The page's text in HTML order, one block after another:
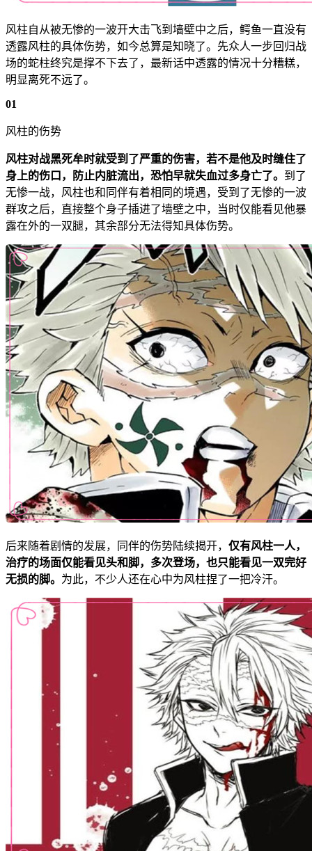
风柱自从被无惨的一波开大击飞到墙壁中之后，鳄鱼一直没有
透露风柱的具体伤势，如今总算是知晓了。先众人一步回归战
场的蛇柱终究是撑不下去了，最新话中透露的情况十分糟糕，
明显离死不远了。
01
风柱的伤势
风柱对战黑死牟时就受到了严重的伤害，若不是他及时缝住了
身上的伤口，防止内脏流出，恐怕早就失血过多身亡了。 到了
无惨一战，风柱也和同伴有着相同的境遇，受到了无惨的一波
群攻之后，直接整个身子插进了墙壁之中，当时仅能看见他暴
露在外的一双腿，其余部分无法得知具体伤势。
后来随着剧情的发展，同伴的伤势陆续揭开， 仅有风柱一人，
治疗的场面仅能看见头和脚，多次登场，也只能看见一双完好
无损的脚。 为此，不少人还在心中为风柱捏了一把冷汗。